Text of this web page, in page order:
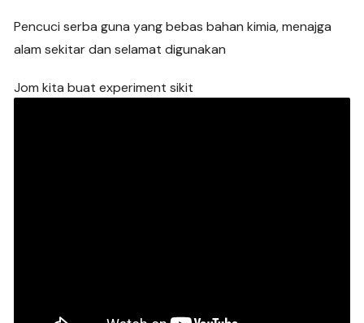
Pencuci serba guna yang bebas bahan kimia, menajga
alam sekitar dan selamat digunakan
Jom kita buat experiment sikit